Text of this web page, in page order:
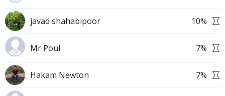
javad shahabipoor 10%
Mr Poul 7%
Hakam Newton 7%